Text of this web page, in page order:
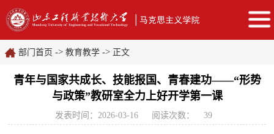
部门首页 -> 教育教学 -> 正文
青年与国家共成长、技能报国、青春建功——“形势
与政策”教研室全力上好开学第一课
发表时间：2026-03-16 阅读次数： 39